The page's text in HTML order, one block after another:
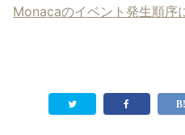
Monacaのイベント発生順序